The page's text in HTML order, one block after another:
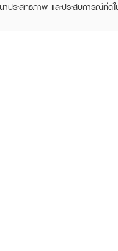
าประสิทธิภาพ และประสบการณ์ที่